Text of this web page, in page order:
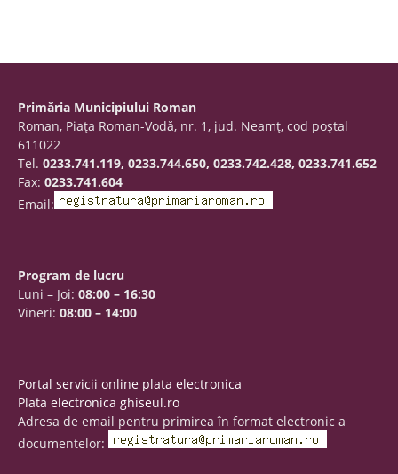
Primăria Municipiului Roman
Roman, Piaţa Roman-Vodă, nr. 1, jud. Neamţ, cod poştal
611022
Tel. 0233.741.119, 0233.744.650, 0233.742.428, 0233.741.652
Fax: 0233.741.604
Email:
Program de lucru
Luni – Joi: 08:00 – 16:30
Vineri: 08:00 – 14:00
Portal servicii online plata electronica
Plata electronica ghiseul.ro
Adresa de email pentru primirea în format electronic a
documentelor: